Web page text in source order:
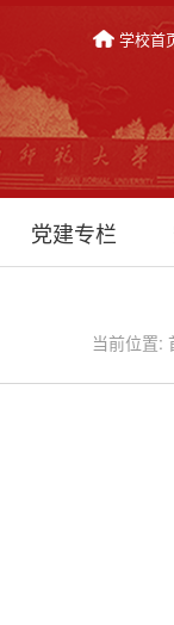
学校首
党建专栏
当前位置: